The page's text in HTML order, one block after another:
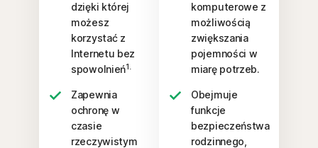
dzięki której
możesz
korzystać z
Internetu bez
spowolnień1.
Zapewnia
ochronę w
czasie
rzeczywistym
komputerowe z
możliwością
zwiększania
pojemności w
miarę potrzeb.
Obejmuje
funkcje
bezpieczeństwa
rodzinnego,